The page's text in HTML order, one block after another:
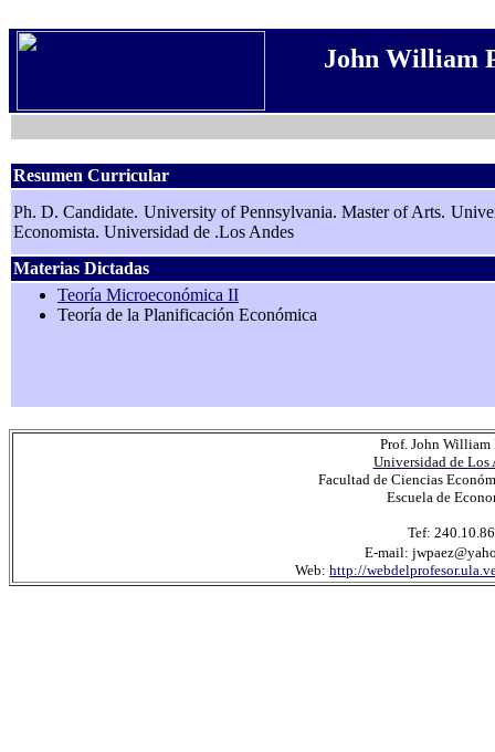
John William
Resumen Curricular
Ph. D. Candidate. University of Pennsylvania. Master of Arts.
Economista. Universidad de .Los Andes
Materias Dictadas
Teoría Microeconómica II
Teoría de la Planificación Económica
Prof. John William
Universidad de Los
Facultad de Ciencias
Escuela de
Tef: 240.10.86
E-mail:
Web: http://